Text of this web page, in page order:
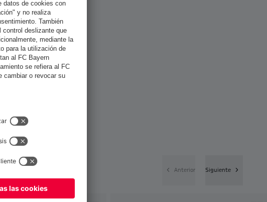
Anterior Siguiente